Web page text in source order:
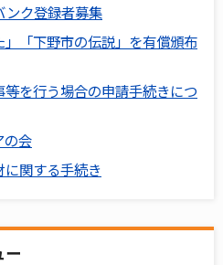
ンク登録者募集
」「下野市の伝説」を有償頒布
を行う場合の申請手続きにつ
の会
関する手続き
ー